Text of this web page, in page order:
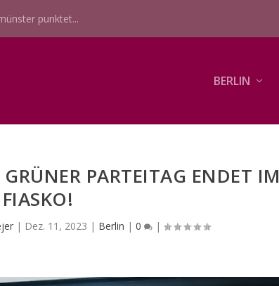
punktet...
BERLIN
PARTEITAG ENDET IM
FIASKO!
| Dez. 11, 2023 | Berlin | 0 |